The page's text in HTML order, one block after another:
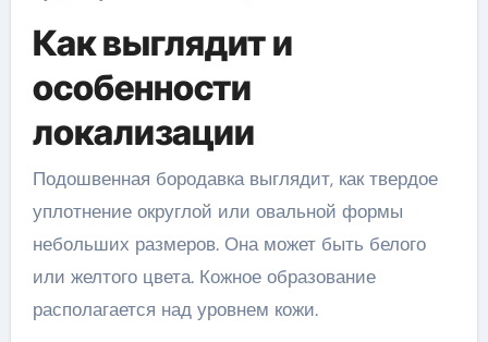
Как выглядит и
особенности
локализации
Подошвенная бородавка выглядит, как твердое
уплотнение округлой или овальной формы
небольших размеров. Она может быть белого
или желтого цвета. Кожное образование
располагается над уровнем кожи.